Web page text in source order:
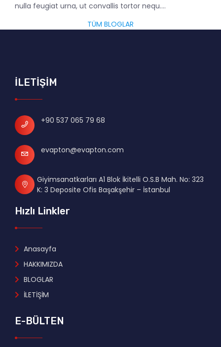
nulla feugiat urna, ut convallis tortor nequ....
TÜM BLOGLAR
İLETİŞİM
+90 537 065 79 68
evapton@evapton.com
Giyimsanatkarları A1 Blok İkitelli O.S.B Mah. No: 323
K: 3 Deposite Ofis Başakşehir – İstanbul
Hızlı Linkler
Anasayfa
HAKKIMIZDA
BLOGLAR
İLETİŞİM
E-BÜLTEN